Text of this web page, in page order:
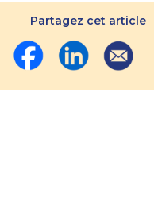
Partagez cet article